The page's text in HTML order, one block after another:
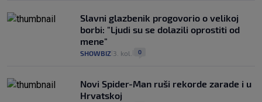
Slavni glazbenik progovorio o velikoj
borbi: "Ljudi su se dolazili oprostiti od
mene"
SHOWBIZ 3. kol. 0
Novi Spider-Man ruši rekorde zarade i u
Hrvatskoj